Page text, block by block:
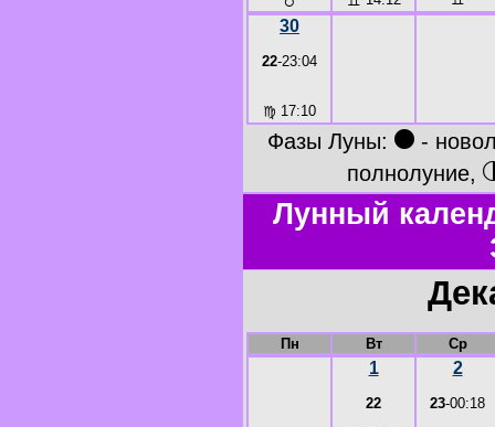
30
22-23:04
♍ 17:10
Фазы Луны: ● -
полнолуние,
Лунный
Пн Вт Ср
1
22
2
23-00:18